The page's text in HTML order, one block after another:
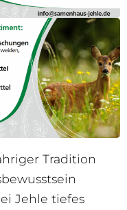
Tradition
Jehle tiefes